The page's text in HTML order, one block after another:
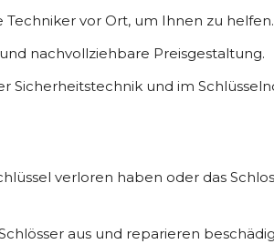
Techniker vor Ort, um Ihnen zu helfen.
nachvollziehbare Preisgestaltung.
Sicherheitstechnik und im
verloren haben oder das
aus und reparieren